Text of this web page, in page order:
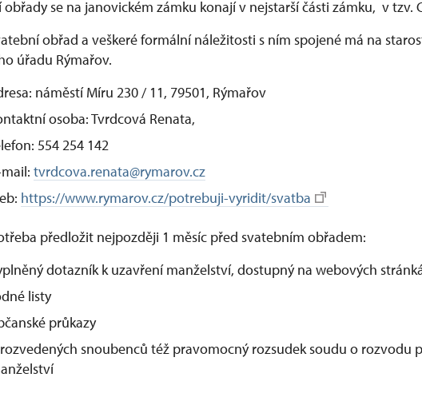
obřady se na janovickém zámku konají v nejstarší části zámku, v tzv.
obřad a veškeré formální náležitosti s ním spojené má na
úřadu Rýmařov.
náměstí Míru 230 / 11, 79501, Rýmařov
osoba: Tvrdcová Renata,
554 254 142
tvrdcova.renata@rymarov.cz
https://www.rymarov.cz/potrebuji-vyridit/svatba
předložit nejpozději 1 měsíc před svatebním obřadem:
dotazník k uzavření manželství, dostupný na webových
listy
průkazy
snoubenců též pravomocný rozsudek soudu o rozvodu